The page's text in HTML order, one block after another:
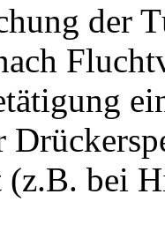
der
(z.B. bei